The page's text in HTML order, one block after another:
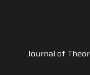
Journal of